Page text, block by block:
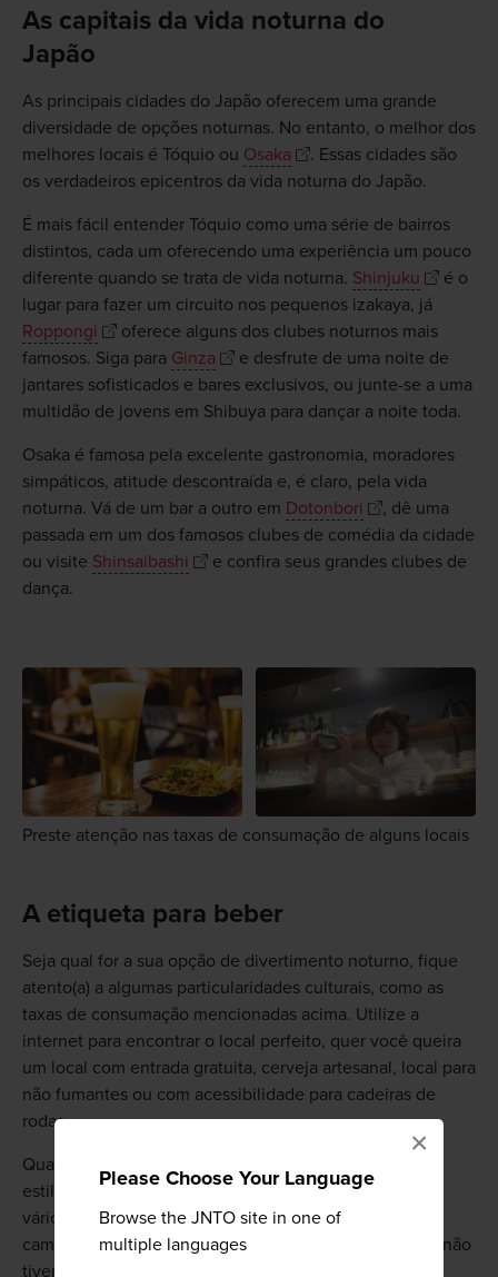
Please Choose Your Language
Browse the JNTO site in one of
multiple languages
×
As capitais da vida noturna do
Japão
As principais cidades do Japão oferecem uma grande
diversidade de opções noturnas. No entanto, o melhor dos
melhores locais é Tóquio ou Osaka
. Essas cidades são
os verdadeiros epicentros da vida noturna do Japão.
É mais fácil entender Tóquio como uma série de bairros
distintos, cada um oferecendo uma experiência um pouco
diferente quando se trata de vida noturna. Shinjuku
é o
lugar para fazer um circuito nos pequenos izakaya, já
Roppongi
oferece alguns dos clubes noturnos mais
famosos. Siga para Ginza
e desfrute de uma noite de
jantares sofisticados e bares exclusivos, ou junte-se a uma
multidão de jovens em Shibuya para dançar a noite toda.
Osaka é famosa pela excelente gastronomia, moradores
simpáticos, atitude descontraída e, é claro, pela vida
noturna. Vá de um bar a outro em Dotonbori
, dê uma
passada em um dos famosos clubes de comédia da cidade
ou visite Shinsaibashi
e confira seus grandes clubes de
dança.
Preste atenção nas taxas de consumação de alguns locais
A etiqueta para beber
Seja qual for a sua opção de divertimento noturno, fique
atento(a) a algumas particularidades culturais, como as
taxas de consumação mencionadas acima. Utilize a
internet para encontrar o local perfeito, quer você queira
um local com entrada gratuita, cerveja artesanal, local para
não fumantes ou com acessibilidade para cadeiras de
rodas.
Quando se trata de pedir algo, na maioria dos pubs de
estilo ocidental você pede e paga no bar. No entanto,
vários izakaya têm serviço de mesa. Alguns têm
campainhas de mesa para solicitar assistência, mas se não
tiver, a maneira educada de atrair a atenção de um